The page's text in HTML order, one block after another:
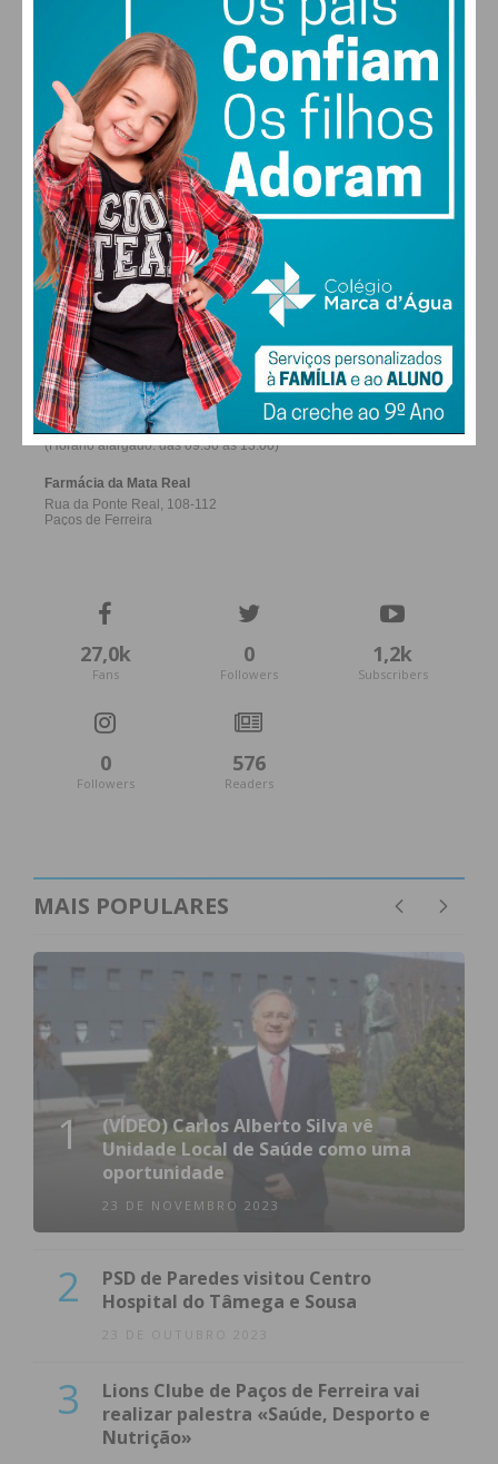
Eu li e concordo com ostermos e
condições
DOM SEG
30
TER
31
QUA
ALTERAR
FARMACIAS DE SERVIÇO EM PAÇOS DE
FERREIRA
27,0k
Fans
0
Followers
1,2k
Subscribers
0
Followers
576
Readers
MAIS POPULARES
1
(VÍDEO) Carlos Alberto Silva vê
Unidade Local de Saúde como uma
oportunidade
23 DE NOVEMBRO 2023
2
PSD de Paredes visitou Centro
Hospital do Tâmega e Sousa
23 DE OUTUBRO 2023
3
Lions Clube de Paços de Ferreira vai
realizar palestra «Saúde, Desporto e
Nutrição»